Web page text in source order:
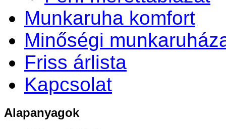
Munkaruha komfort
Minőségi
Friss árlista
Kapcsolat
Alapanyagok